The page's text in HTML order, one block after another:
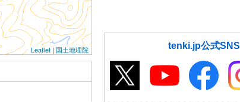
Leaflet|国土地理院 tenki.jp公式SNS